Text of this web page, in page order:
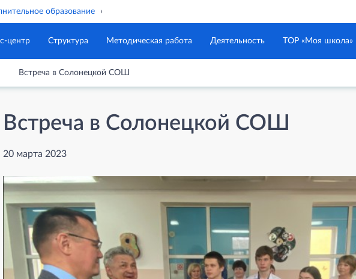
образование
центр Структура Методическая работа Деятельность ТОР «Моя школа»
Встреча в Солонецкой СОШ
Встреча в Солонецкой СОШ
20 марта 2023